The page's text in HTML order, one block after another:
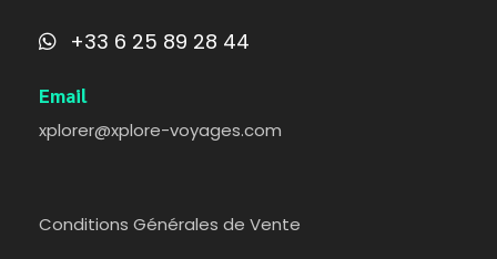
+33 6 25 89 28 44
Email
xplorer@xplore-voyages.com
Conditions Générales de Vente